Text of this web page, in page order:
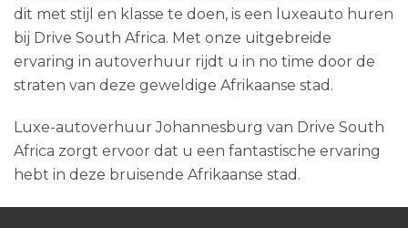
dit met stijl en klasse te doen, is een luxeauto huren
bij Drive South Africa. Met onze uitgebreide
ervaring in autoverhuur rijdt u in no time door de
straten van deze geweldige Afrikaanse stad.
Luxe-autoverhuur Johannesburg van Drive South
Africa zorgt ervoor dat u een fantastische ervaring
hebt in deze bruisende Afrikaanse stad.